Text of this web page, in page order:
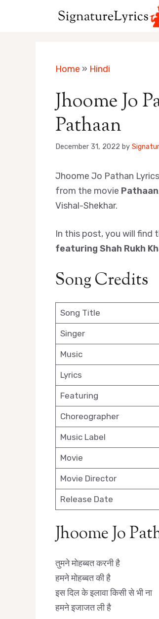
Home » Hindi
Jhoome Jo
Pathaan
December 31, 2022 by
Jhoome Jo Pathan
from the movie Pathaan
Vishal-Shekhar.
In this post, you will find
featuring Shah Rukh
Song Credits
Song Title
Singer
Music
Lyrics
Featuring
Choreographer
Music Label
Movie
Movie Director
Release Date
Jhoome Jo
तुमने मोहब्बत करनी है
हमने मोहब्बत की है
इस दिल के इलावा किसी से भी ना
हमने इजाजत ली है